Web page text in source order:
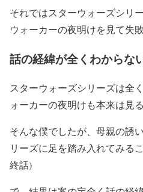
それではスターウォーズシリ
ウォーカーの夜明けを見て失
話の経緯が全くわからな
スターウォーズシリーズは全
ォーカーの夜明けも本来は見
そんな僕でしたが、母親の誘
リーズに足を踏み入れてみる
終話)